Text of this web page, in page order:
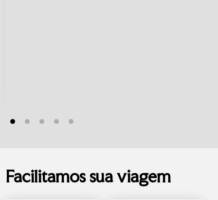
Facilitamos sua viagem